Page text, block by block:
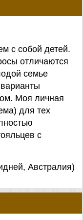
с собой детей.
отличаются
семье
Моя личная
для тех
с
Австралия)